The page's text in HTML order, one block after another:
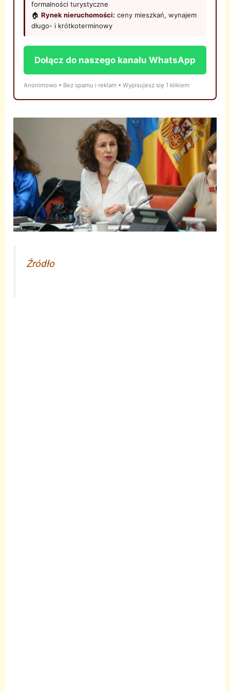
formalności turystyczne
🏠Rynek nieruchomości: ceny mieszkań, wynajem
długo- i krótkoterminowy
Dołącz do naszego kanału WhatsApp
Anonimowo • Bez spamu i reklam • Wypisujesz się 1 klikiem
Źródło